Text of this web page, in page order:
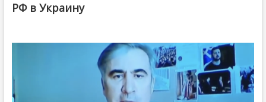
РФ в Украину